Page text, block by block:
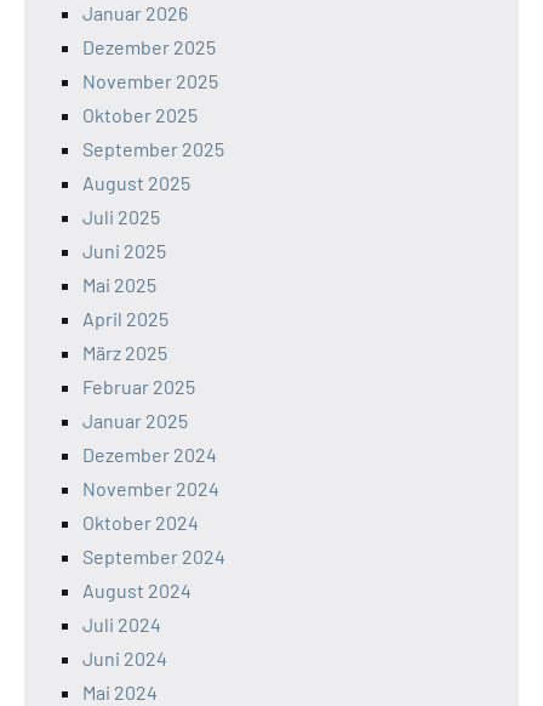
Januar 2026
Dezember 2025
November 2025
Oktober 2025
September 2025
August 2025
Juli 2025
Juni 2025
Mai 2025
April 2025
März 2025
Februar 2025
Januar 2025
Dezember 2024
November 2024
Oktober 2024
September 2024
August 2024
Juli 2024
Juni 2024
Mai 2024